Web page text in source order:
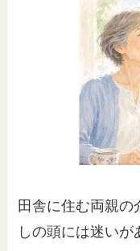
田舎に住む両親の
しの頭には迷いが